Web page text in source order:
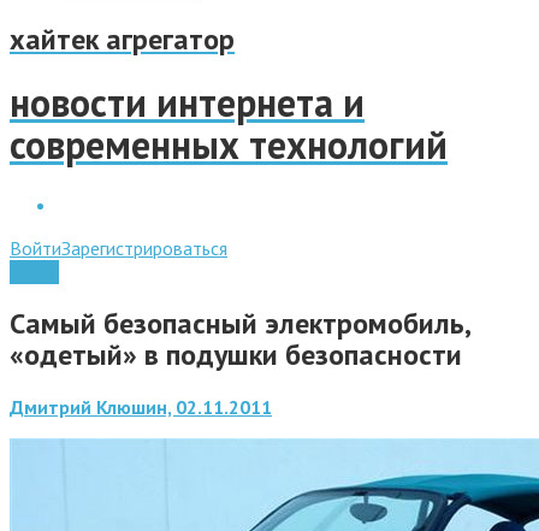
хайтек агрегатор
новости интернета и
современных технологий
ВойтиЗарегистрироваться
Самый безопасный электромобиль,
«одетый» в подушки безопасности
Дмитрий Клюшин, 02.11.2011